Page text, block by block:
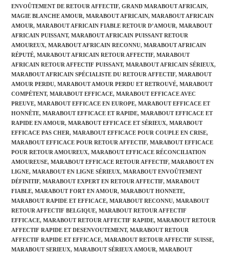
ENVOÛTEMENT DE RETOUR AFFECTIF, GRAND MARABOUT AFRICAIN,
MAGIE BLANCHE AMOUR, MARABOUT AFRICAIN, MARABOUT AFRICAIN
AMOUR, MARABOUT AFRICAIN FIABLE RETOUR D’AMOUR, MARABOUT
AFRICAIN PUISSANT, MARABOUT AFRICAIN PUISSANT RETOUR
AMOUREUX, MARABOUT AFRICAIN RECONNU, MARABOUT AFRICAIN
RÉPUTÉ, MARABOUT AFRICAIN RETOUR AFFECTIF, MARABOUT
AFRICAIN RETOUR AFFECTIF PUISSANT, MARABOUT AFRICAIN SÉRIEUX,
MARABOUT AFRICAIN SPÉCIALISTE DU RETOUR AFFECTIF, MARABOUT
AMOUR PERDU, MARABOUT AMOUR PERDU ET RETROUVÉ, MARABOUT
COMPÉTENT, MARABOUT EFFICACE, MARABOUT EFFICACE AVEC
PREUVE, MARABOUT EFFICACE EN EUROPE, MARABOUT EFFICACE ET
HONNÊTE, MARABOUT EFFICACE ET RAPIDE, MARABOUT EFFICACE ET
RAPIDE EN AMOUR, MARABOUT EFFICACE ET SÉRIEUX, MARABOUT
EFFICACE PAS CHER, MARABOUT EFFICACE POUR COUPLE EN CRISE,
MARABOUT EFFICACE POUR RETOUR AFFECTIF, MARABOUT EFFICACE
POUR RETOUR AMOUREUX, MARABOUT EFFICACE RÉCONCILIATION
AMOUREUSE, MARABOUT EFFICACE RETOUR AFFECTIF, MARABOUT EN
LIGNE, MARABOUT EN LIGNE SÉRIEUX, MARABOUT ENVOÛTEMENT
DÉFINITIF, MARABOUT EXPERT EN RETOUR AFFECTIF, MARABOUT
FIABLE, MARABOUT FORT EN AMOUR, MARABOUT HONNETE,
MARABOUT RAPIDE ET EFFICACE, MARABOUT RECONNU, MARABOUT
RETOUR AFFECTIF BELGIQUE, MARABOUT RETOUR AFFECTIF
EFFICACE, MARABOUT RETOUR AFFECTIF RAPIDE, MARABOUT RETOUR
AFFECTIF RAPIDE ET DESENVOUTEMENT, MARABOUT RETOUR
AFFECTIF RAPIDE ET EFFICACE, MARABOUT RETOUR AFFECTIF SUISSE,
MARABOUT SERIEUX, MARABOUT SÉRIEUX AMOUR, MARABOUT